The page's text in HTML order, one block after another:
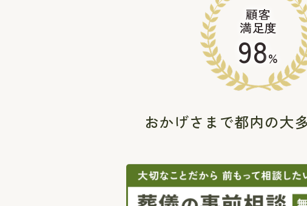
顧客
満足度
98%
おかげさまで都内の大